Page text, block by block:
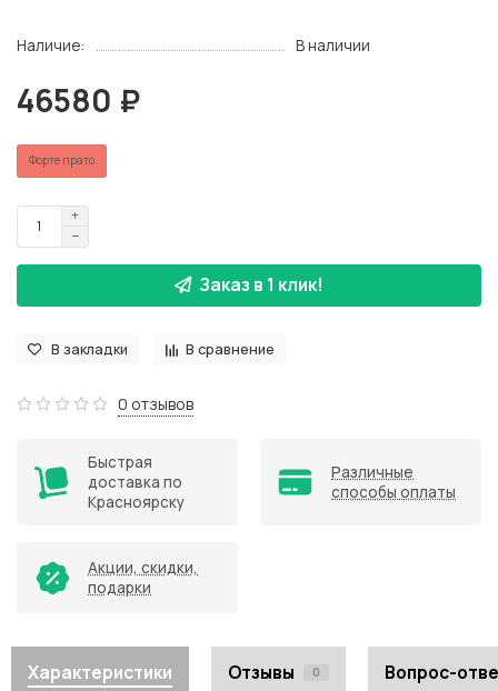
Наличие: В наличии
46580 ₽
Форте прато
Заказ в 1 клик!
В закладки В сравнение
0 отзывов
Быстрая
доставка по
Красноярску
Различные
способы оплаты
Акции, скидки,
подарки
Характеристики Отзывы 0 Вопрос-